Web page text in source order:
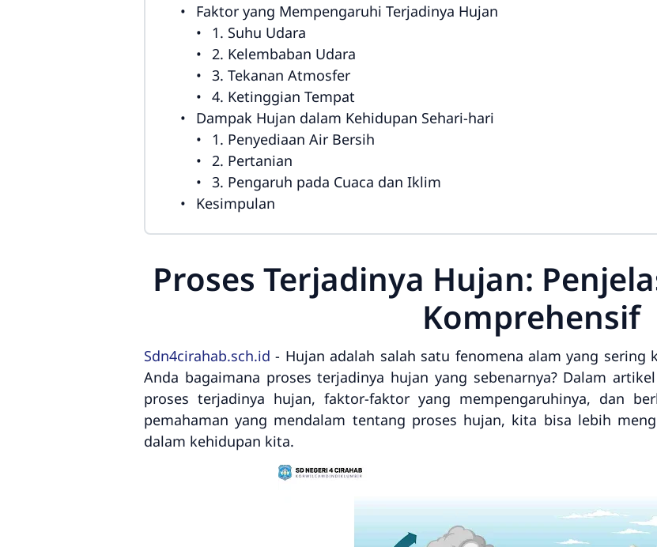
Faktor yang Mempengaruhi Terjadinya Hujan
1. Suhu Udara
2. Kelembaban Udara
3. Tekanan Atmosfer
4. Ketinggian Tempat
Dampak Hujan dalam Kehidupan Sehari-hari
1. Penyediaan Air Bersih
2. Pertanian
3. Pengaruh pada Cuaca dan Iklim
Kesimpulan
Proses Terjadinya Hujan:
Komprehensif
Sdn4cirahab.sch.id - Hujan adalah salah satu fenomena alam yang
Anda bagaimana proses terjadinya hujan yang sebenarnya? Dalam
proses terjadinya hujan, faktor-faktor yang mempengaruhinya, dan
pemahaman yang mendalam tentang proses hujan, kita bisa lebih
dalam kehidupan kita.